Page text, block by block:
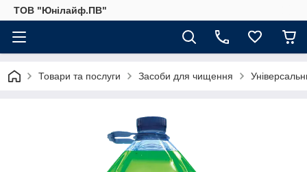
ТОВ "Юнілайф.ПВ"
Товари та послуги Засоби для чищення